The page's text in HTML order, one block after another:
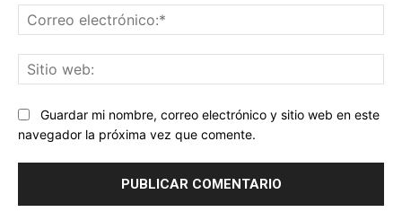
Guardar mi nombre, correo electrónico y sitio web en este
navegador la próxima vez que comente.